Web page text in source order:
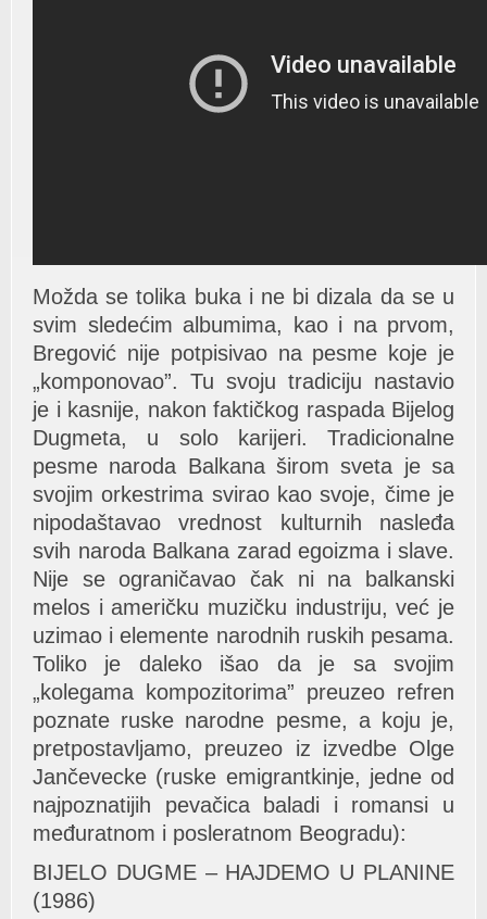
Možda se tolika buka i ne bi dizala da se u
svim sledećim albumima, kao i na prvom,
Bregović nije potpisivao na pesme koje je
„komponovao”. Tu svoju tradiciju nastavio
je i kasnije, nakon faktičkog raspada Bijelog
Dugmeta, u solo karijeri. Tradicionalne
pesme naroda Balkana širom sveta je sa
svojim orkestrima svirao kao svoje, čime je
nipodaštavao vrednost kulturnih nasleđa
svih naroda Balkana zarad egoizma i slave.
Nije se ograničavao čak ni na balkanski
melos i američku muzičku industriju, već je
uzimao i elemente narodnih ruskih pesama.
Toliko je daleko išao da je sa svojim
„kolegama kompozitorima” preuzeo refren
poznate ruske narodne pesme, a koju je,
pretpostavljamo, preuzeo iz izvedbe Olge
Jančevecke (ruske emigrantkinje, jedne od
najpoznatijih pevačica baladi i romansi u
međuratnom i posleratnom Beogradu):
BIJELO DUGME – HAJDEMO U PLANINE
(1986)